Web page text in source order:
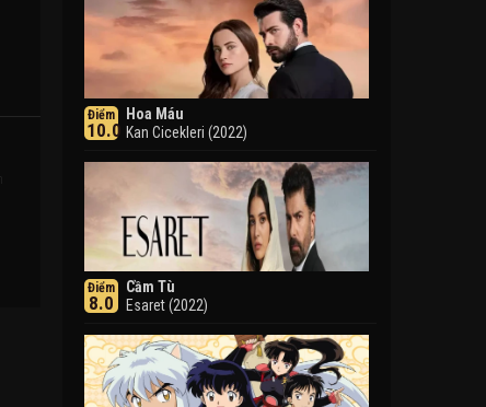
Điểm
10.0
Hoa Máu
Kan Cicekleri (2022)
Điểm
8.0
Cầm Tù
Esaret (2022)